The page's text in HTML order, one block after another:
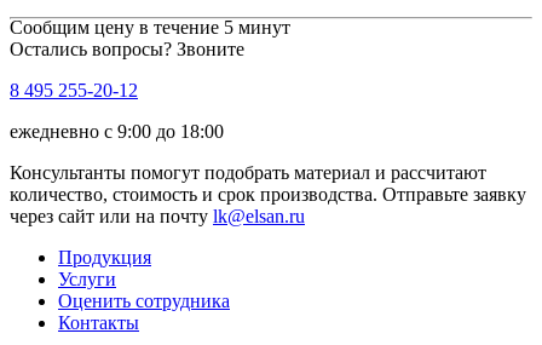
Сообщим цену в течение 5 минут
Остались вопросы? Звоните
8 495 255-20-12
ежедневно с 9:00 до 18:00
Консультанты помогут подобрать материал и рассчитают
количество, стоимость и срок производства. Отправьте заявку
через сайт или на почту lk@elsan.ru
Продукция
Услуги
Оценить сотрудника
Контакты